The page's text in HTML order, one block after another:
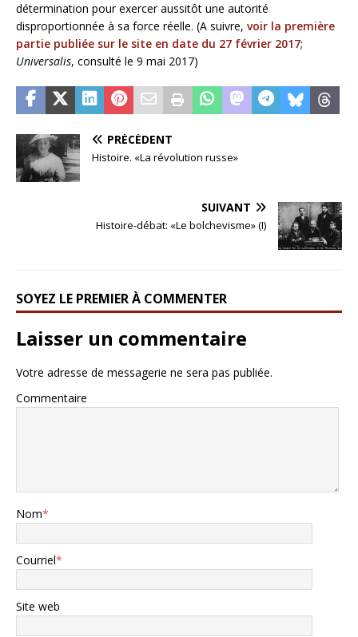
détermination pour exercer aussitôt une autorité
disproportionnée à sa force réelle. (A suivre, voir la première
partie publiée sur le site en date du 27 février 2017;
Universalis, consulté le 9 mai 2017)
PRÉCÉDENT
Histoire. «La révolution russe»
SUIVANT
Histoire-débat: «Le bolchevisme» (I)
SOYEZ LE PREMIER À COMMENTER
Laisser un commentaire
Votre adresse de messagerie ne sera pas publiée.
Commentaire
Nom*
Courriel*
Site web